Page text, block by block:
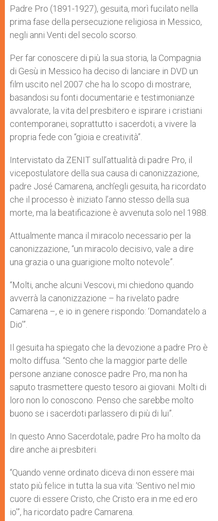
Padre Pro (1891-1927), gesuita, morì fucilato nella
prima fase della persecuzione religiosa in Messico,
negli anni Venti del secolo scorso.
Per far conoscere di più la sua storia, la Compagnia
di Gesù in Messico ha deciso di lanciare in DVD un
film uscito nel 2007 che ha lo scopo di mostrare,
basandosi su fonti documentarie e testimonianze
avvalorate, la vita del presbitero e ispirare i cristiani
contemporanei, soprattutto i sacerdoti, a vivere la
propria fede con “gioia e creatività”.
Intervistato da ZENIT sull’attualità di padre Pro, il
vicepostulatore della sua causa di canonizzazione,
padre José Camarena, anch’egli gesuita, ha ricordato
che il processo è iniziato l’anno stesso della sua
morte, ma la beatificazione è avvenuta solo nel 1988.
Attualmente manca il miracolo necessario per la
canonizzazione, “un miracolo decisivo, vale a dire
una grazia o una guarigione molto notevole”.
“Molti, anche alcuni Vescovi, mi chiedono quando
avverrà la canonizzazione – ha rivelato padre
Camarena –, e io in genere rispondo: ‘Domandatelo a
Dio’”.
Il gesuita ha spiegato che la devozione a padre Pro è
molto diffusa. “Sento che la maggior parte delle
persone anziane conosce padre Pro, ma non ha
saputo trasmettere questo tesoro ai giovani. Molti di
loro non lo conoscono. Penso che sarebbe molto
buono se i sacerdoti parlassero di più di lui”.
In questo Anno Sacerdotale, padre Pro ha molto da
dire anche ai presbiteri.
“Quando venne ordinato diceva di non essere mai
stato più felice in tutta la sua vita: ‘Sentivo nel mio
cuore di essere Cristo, che Cristo era in me ed ero
io’”, ha ricordato padre Camarena.